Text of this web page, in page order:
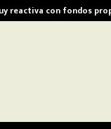
reactiva con fondos